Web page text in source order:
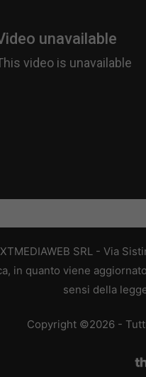
SRL - Via
in quanto viene
sensi della
Copyright ©2026 -